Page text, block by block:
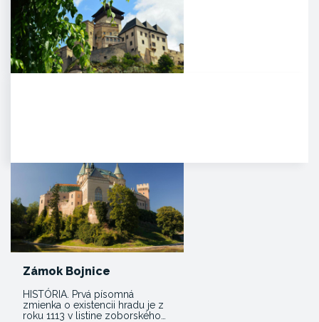
Zámok Bojnice
HISTÓRIA. Prvá písomná
zmienka o existencii hradu je z
roku 1113 v listine zoborského…